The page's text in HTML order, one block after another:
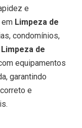
e
Limpeza de
condomínios,
Limpeza de
equipamentos
garantindo
e